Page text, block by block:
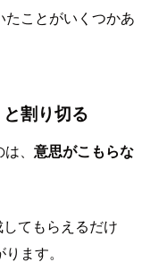
ことがいくつかあ
割り切る
、 意思がこもらな
してもらえるだけ
ます。